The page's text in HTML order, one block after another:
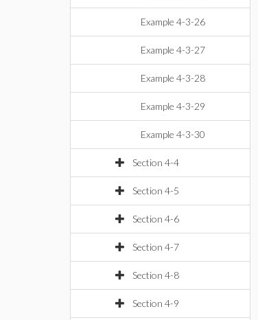
Example 4-3-26
Example 4-3-27
Example 4-3-28
Example 4-3-29
Example 4-3-30
Section 4-4
Section 4-5
Section 4-6
Section 4-7
Section 4-8
Section 4-9